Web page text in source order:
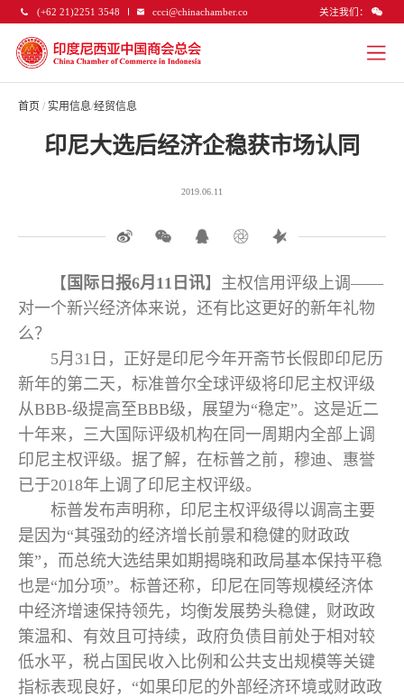
(+62 21)2251 3548 ccci@chinachamber.co 关注我们：
首页 / 实用信息/经贸信息
印尼大选后经济企稳获市场认同
2019.06.11
【 国际日报6月11日讯】主权信用评级上调——
对一个新兴经济体来说，还有比这更好的新年礼物
么？
5月31日，正好是印尼今年开斋节长假即印尼历
新年的第二天，标准普尔全球评级将印尼主权评级
从BBB-级提高至BBB级，展望为“稳定”。这是近二
十年来，三大国际评级机构在同一周期内全部上调
印尼主权评级。据了解，在标普之前，穆迪、惠誉
已于2018年上调了印尼主权评级。
标普发布声明称，印尼主权评级得以调高主要
是因为“其强劲的经济增长前景和稳健的财政政
策”，而总统大选结果如期揭晓和政局基本保持平稳
也是“加分项”。标普还称，印尼在同等规模经济体
中经济增速保持领先，均衡发展势头稳健，财政政
策温和、有效且可持续，政府负债目前处于相对较
低水平，税占国民收入比例和公共支出规模等关键
指标表现良好，“如果印尼的外部经济环境或财政政